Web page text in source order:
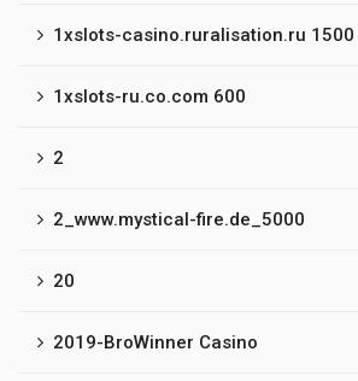
1xslots-casino.ruralisation.ru 1500
1xslots-ru.co.com 600
2
2_www.mystical-fire.de_5000
20
2019-BroWinner Casino